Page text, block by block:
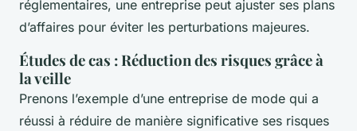
réglementaires, une entreprise peut ajuster ses plans
d’affaires pour éviter les perturbations majeures.
Études de cas : Réduction des risques grâce à
la veille
Prenons l’exemple d’une entreprise de mode qui a
réussi à réduire de manière significative ses risques